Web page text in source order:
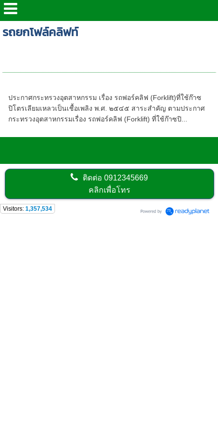
รถยกโฟล์คลิฟท์
ประกาศกระทรวงอุตสาหกรรม เรื่อง รถฟอร์คลิฟ (Forklift)ที่ใช้ก๊าซ
ปิโตรเลียมเหลวเป็นเชื้อเพลิง พ.ศ. ๒๕๔๕ สาระสำคัญ ตามประกาศ
กระทรวงอุตสาหกรรมเรื่อง รถฟอร์คลิฟ (Forklift) ที่ใช้ก๊าซปิ...
ติดต่อ0912345669
คลิกเพื่อโทร
Visitors: 1,357,534